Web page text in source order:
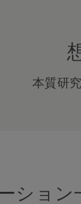
本質研
ション